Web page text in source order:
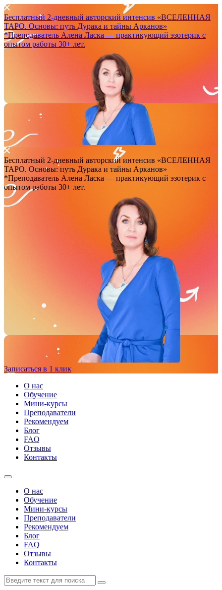
Бесплатный 2-дневный авторский интенсив «ВСЕЛЕННАЯ
ТАРО. Основы: путь Дурака и тайны Арканов»
*Преподаватель Аленa Ласка — практикующий эзотерик с
опытом работы 30+ лет.
Бесплатный 2-дневный авторский интенсив «ВСЕЛЕННАЯ
ТАРО. Основы: путь Дурака и тайны Арканов»
*Преподаватель Аленa Ласка — практикующий эзотерик с
опытом работы 30+ лет.
Записаться в 1 клик
О нас
Обучение
Мини-курсы
Преподаватели
Рекомендуем
Блог
FAQ
Отзывы
Контакты
О нас
Обучение
Мини-курсы
Преподаватели
Рекомендуем
Блог
FAQ
Отзывы
Контакты